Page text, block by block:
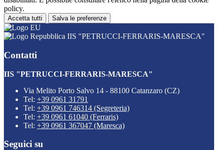
policy.
Accetta tutti Salva le preferenze
IIS "PETRUCCI-FERRARIS-MARESCA"
Contatti
IIS "PETRUCCI-FERRARIS-MARESCA"
Via Melito Porto Salvo 14 - 88100 Catanzaro (CZ)
Tel: +39 0961 31791
Tel: +39 0961 746314 (Segreteria)
Tel: +39 0961 61040 (Ferraris)
Tel: +39 0961 367047 (Maresca)
Seguici su